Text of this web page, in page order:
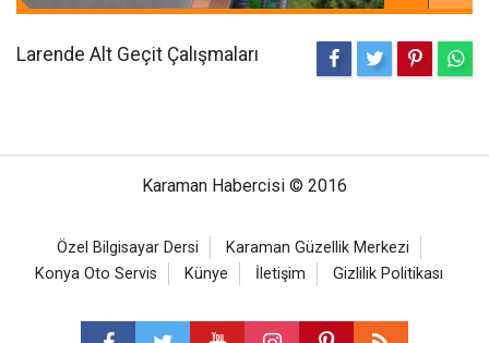
Larende Alt Geçit Çalışmaları
Karaman Habercisi © 2016
Özel Bilgisayar Dersi
Karaman Güzellik Merkezi
Konya Oto Servis
Künye İletişim Gizlilik Politikası